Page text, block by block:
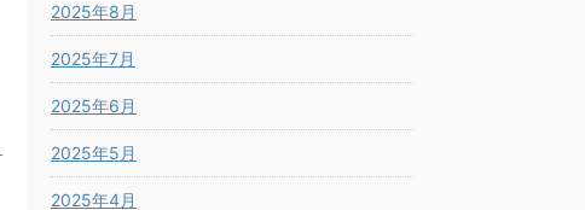
2025年8月
2025年7月
2025年6月
2025年5月
2025年4月